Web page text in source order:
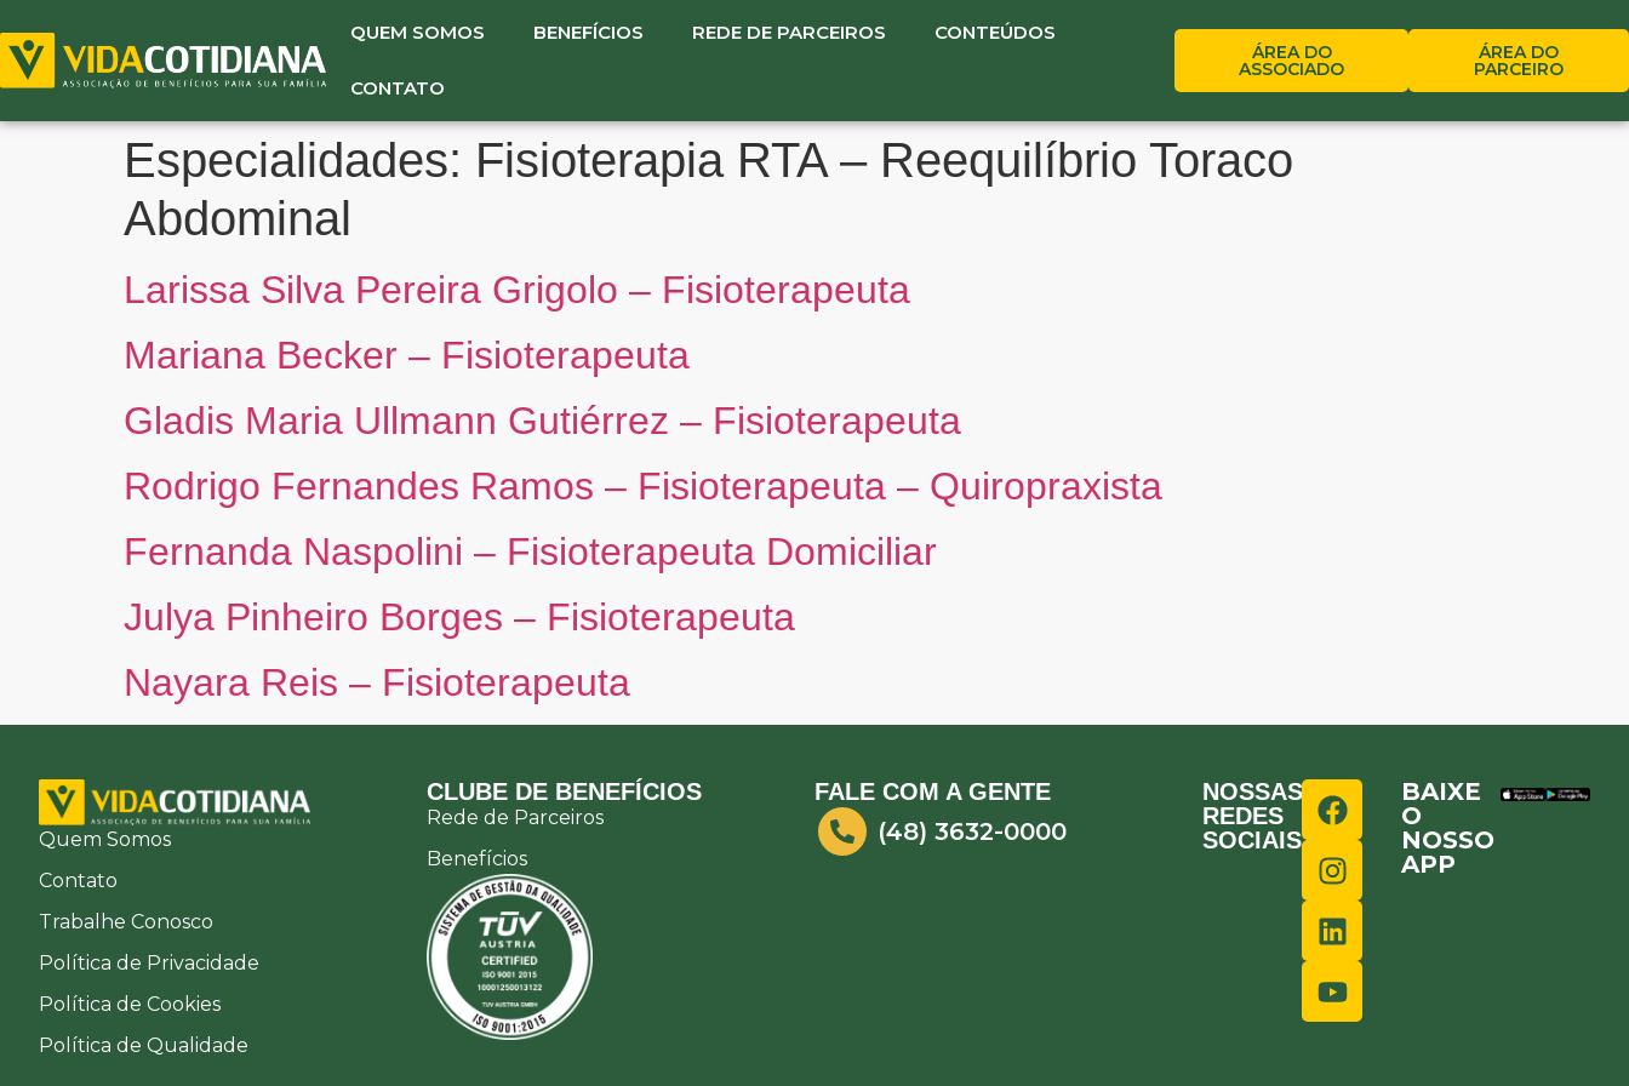
QUEM SOMOS BENEFÍCIOS REDE DE PARCEIROS CONTEÚDOS
CONTATO
ÁREA DO
ASSOCIADO
ÁREA DO
PARCEIRO
Especialidades: Fisioterapia RTA – Reequilíbrio Toraco
Abdominal
Larissa Silva Pereira Grigolo – Fisioterapeuta
Mariana Becker – Fisioterapeuta
Gladis Maria Ullmann Gutiérrez – Fisioterapeuta
Rodrigo Fernandes Ramos – Fisioterapeuta – Quiropraxista
Fernanda Naspolini – Fisioterapeuta Domiciliar
Julya Pinheiro Borges – Fisioterapeuta
Nayara Reis – Fisioterapeuta
Quem Somos
Contato
Trabalhe Conosco
Política de Privacidade
Política de Cookies
Política de Qualidade
CLUBE DE BENEFÍCIOS
Rede de Parceiros
Benefícios
FALE COM A GENTE
(48) 3632-0000
NOSSAS
REDES
SOCIAIS
BAIXE
O
NOSSO
APP